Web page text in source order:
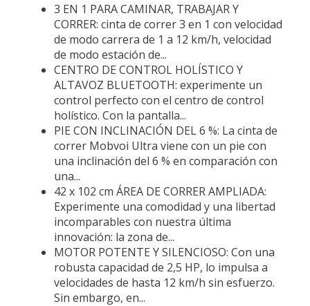
3 EN 1 PARA CAMINAR, TRABAJAR Y
CORRER: cinta de correr 3 en 1 con velocidad
de modo carrera de 1 a 12 km/h, velocidad
de modo estación de...
CENTRO DE CONTROL HOLÍSTICO Y
ALTAVOZ BLUETOOTH: experimente un
control perfecto con el centro de control
holístico. Con la pantalla...
PIE CON INCLINACIÓN DEL 6 %: La cinta de
correr Mobvoi Ultra viene con un pie con
una inclinación del 6 % en comparación con
una...
42 x 102 cm ÁREA DE CORRER AMPLIADA:
Experimente una comodidad y una libertad
incomparables con nuestra última
innovación: la zona de...
MOTOR POTENTE Y SILENCIOSO: Con una
robusta capacidad de 2,5 HP, lo impulsa a
velocidades de hasta 12 km/h sin esfuerzo.
Sin embargo, en...